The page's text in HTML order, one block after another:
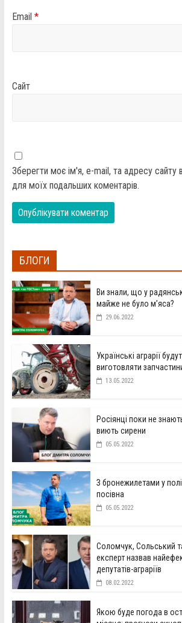
Email *
Сайт
Зберегти моє ім'я, e-mail, та адресу сайту
для моїх подальших коментарів.
БЛОГИ
Ви знали, що у
майже не було м’яса?
29.06.2022
Українські аграрії
виготовляти
13.05.2022
Росіянці поки не
виють сирени
05.05.2022
З бронежилетами у
посівна
05.05.2022
Соломчук, Сольський
експерт назвав
депутатів-аграріїв
08.02.2022
Якою буде погода в